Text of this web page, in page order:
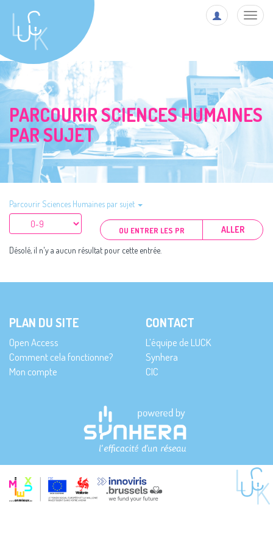
PARCOURIR SCIENCES HUMAINES
PAR SUJET
Parcourir Sciences Humaines par sujet
ALLER
Désolé, il n'y a aucun résultat pour cette entrée.
PLAN DU SITE
Open Access
Comment cela fonctionne?
Mon compte
CONTACT
L’équipe de LUCK
Synhera
CIC